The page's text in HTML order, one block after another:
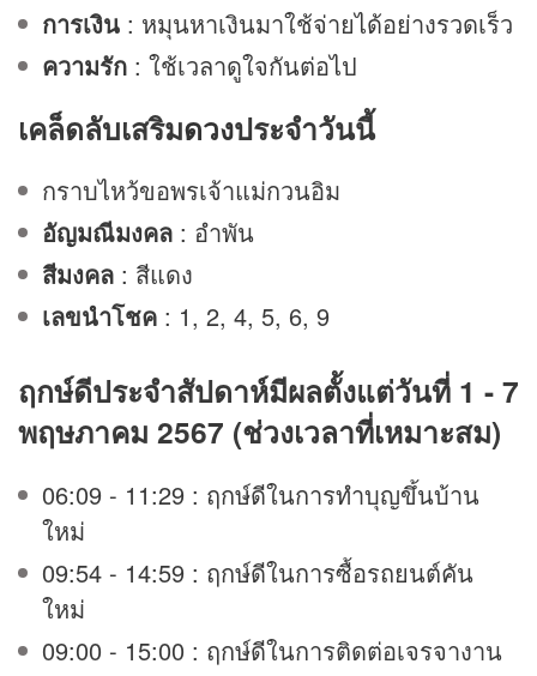
การเงิน : หมุนหาเงินมาใช้จ่ายได้อย่างรวดเร็ว
ความรัก : ใช้เวลาดูใจกันต่อไป
เคล็ดลับเสริมดวงประจำวันนี้
กราบไหว้ขอพรเจ้าแม่กวนอิม
อัญมณีมงคล : อำพัน
สีมงคล : สีแดง
เลขนำโชค : 1, 2, 4, 5, 6, 9
ฤกษ์ดีประจำสัปดาห์มีผลตั้งแต่วันที่ 1 - 7
พฤษภาคม 2567 (ช่วงเวลาที่เหมาะสม)
06:09 - 11:29 : ฤกษ์ดีในการทำบุญขึ้นบ้าน
ใหม่
09:54 - 14:59 : ฤกษ์ดีในการซื้อรถยนต์คัน
ใหม่
09:00 - 15:00 : ฤกษ์ดีในการติดต่อเจรจางาน